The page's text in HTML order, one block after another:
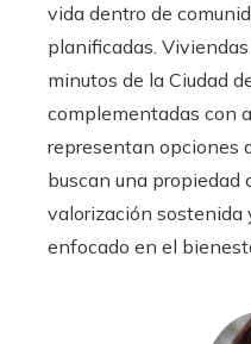
vida dentro de
planificadas.
minutos de la Ciudad
complementadas con
representan opciones
buscan una propiedad
valorización sostenida
enfocado en el